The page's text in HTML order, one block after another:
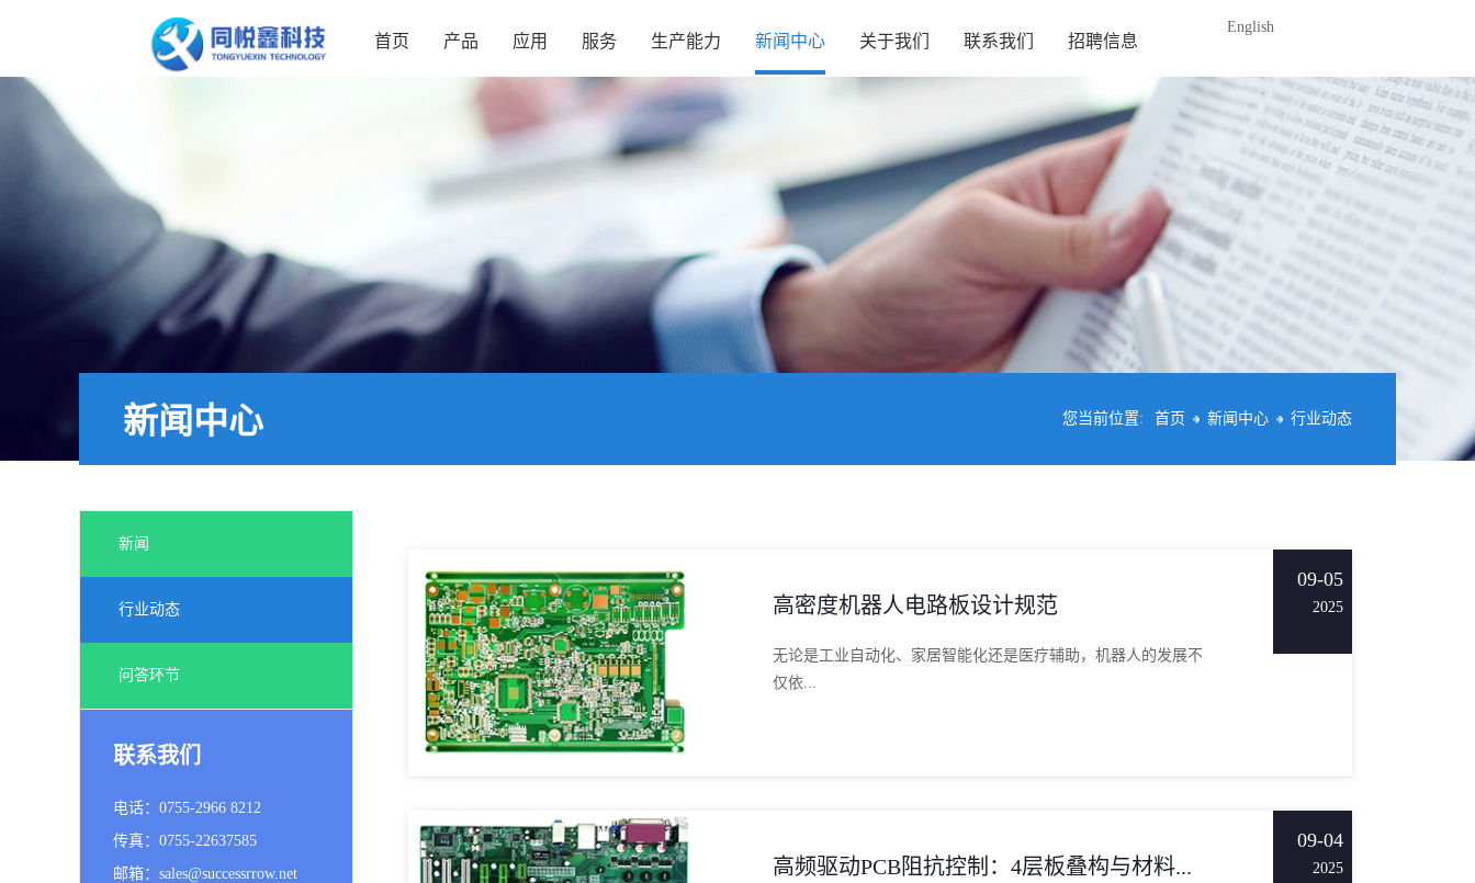
首页 产品 应用 服务 生产能力 新闻中心 关于我们 联系我们 招聘信息
English
您当前位置: 首页 新闻中心 行业动态
新闻中心
新闻
行业动态
问答环节
联系我们
电话：0755-2966 8212
传真：0755-22637585
邮箱：sales@successrrow.net
高密度机器人电路板设计规范
无论是工业自动化、家居智能化还是医疗辅助，机器人的发展不
仅依...
09-05
2025
高频驱动PCB阻抗控制：4层板叠构与材料...
09-04
2025